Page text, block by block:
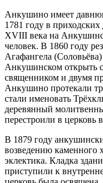
Анкушино имеет
1781 году в
XVIII века на
человек. В 1860 году
Агафангела
Анкушинском открыть
священником и двумя
Анкушино протекали
стали именовать
деревянный
перестроили в церковь
В 1879 году
возведению каменного
эклектика. Кладка
приступили к